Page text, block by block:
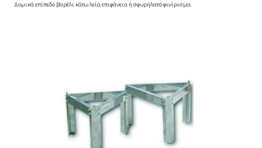
Δομικά επίπεδο βαρέλι κάτω λεία επιφάνεια ή σφυρήλατο φινίρισμα.